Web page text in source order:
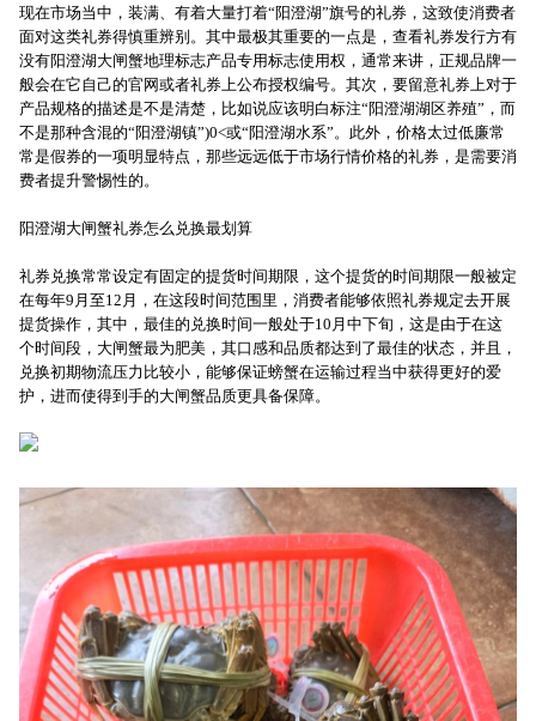
现在市场当中，装满、有着大量打着“阳澄湖”旗号的礼券，这致使消费者
面对这类礼券得慎重辨别。其中最极其重要的一点是，查看礼券发行方有
没有阳澄湖大闸蟹地理标志产品专用标志使用权，通常来讲，正规品牌一
般会在它自己的官网或者礼券上公布授权编号。其次，要留意礼券上对于
产品规格的描述是不是清楚，比如说应该明白标注“阳澄湖湖区养殖”，而
不是那种含混的“阳澄湖镇”)0<或“阳澄湖水系”。此外，价格太过低廉常
常是假券的一项明显特点，那些远远低于市场行情价格的礼券，是需要消
费者提升警惕性的。
阳澄湖大闸蟹礼券怎么兑换最划算
礼券兑换常常设定有固定的提货时间期限，这个提货的时间期限一般被定
在每年9月至12月，在这段时间范围里，消费者能够依照礼券规定去开展
提货操作，其中，最佳的兑换时间一般处于10月中下旬，这是由于在这
个时间段，大闸蟹最为肥美，其口感和品质都达到了最佳的状态，并且，
兑换初期物流压力比较小，能够保证螃蟹在运输过程当中获得更好的爱
护，进而使得到手的大闸蟹品质更具备保障。